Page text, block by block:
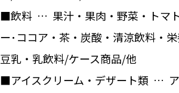
■飲料 … 果汁・果肉・野菜・トマ
ー･ココア・茶・炭酸・清涼飲料・
豆乳・乳飲料/ケース商品/他
■アイスクリーム・デザート類 …